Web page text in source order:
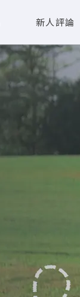
新人評論